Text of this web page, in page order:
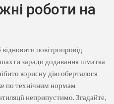
роботи на
повітропровід
заради додавання шматка
корисну дію оберталося
по технічним нормам
неприпустимо. Згадайте,